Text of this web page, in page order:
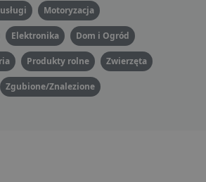
Motoryzacja
Elektronika Dom i Ogród
Produkty rolne Zwierzęta
Zgubione/Znalezione